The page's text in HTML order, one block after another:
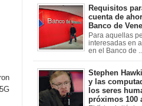
Requisitos
cuenta de
Banco de
Para aquellas
interesadas en
en el Banco de ...
Stephen
y las
los seres
próximos 100